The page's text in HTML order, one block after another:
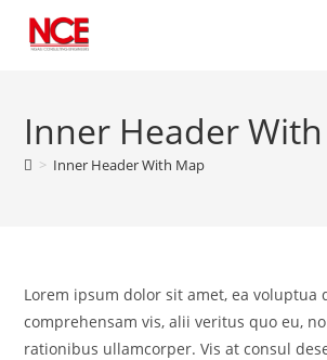
contentInner Header
> Inner Header With Map
Lorem ipsum dolor sit amet, ea voluptua
comprehensam vis, alii veritus quo eu,
rationibus ullamcorper. Vis at consul